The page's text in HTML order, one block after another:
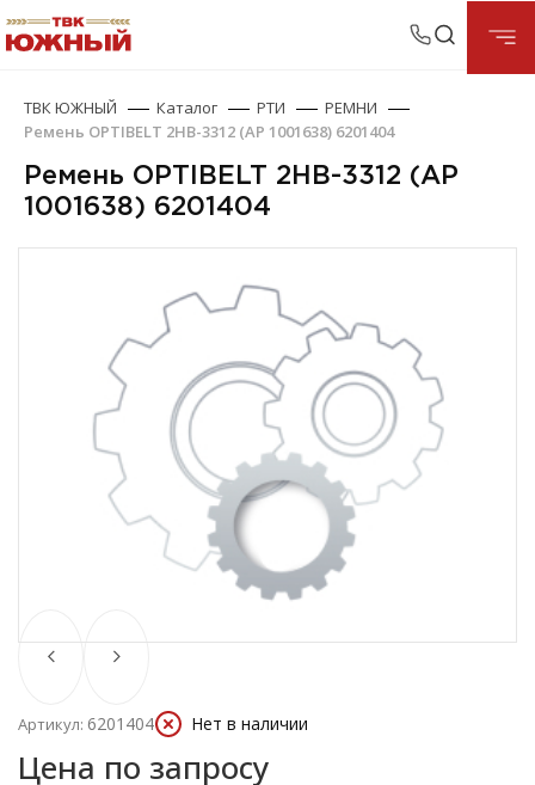
ТВК ЮЖНЫЙ Каталог РТИ
РЕМНИ
Ремень OPTIBELT 2НВ-3312 (АР 1001638) 6201404
Ремень OPTIBELT 2НВ-3312 (АР
1001638) 6201404
Артикул: 6201404 Нет в наличии
Цена по запросу